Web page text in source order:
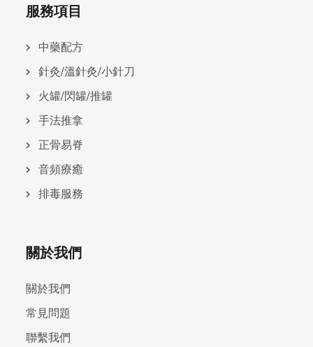
服務項目
中藥配方
針灸/溫針灸/小針刀
火罐/閃罐/推罐
手法推拿
正骨易脊
⾳頻療癒
排毒服務
關於我們
關於我們
常見問題
聯繫我們